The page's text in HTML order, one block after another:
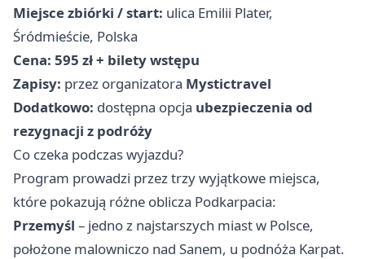
Miejsce zbiórki / start: ulica Emilii Plater,
Śródmieście, Polska
Cena: 595 zł + bilety wstępu
Zapisy: przez organizatora Mystictravel
Dodatkowo: dostępna opcja ubezpieczenia od
rezygnacji z podróży
Co czeka podczas wyjazdu?
Program prowadzi przez trzy wyjątkowe miejsca,
które pokazują różne oblicza Podkarpacia:
Przemyśl – jedno z najstarszych miast w Polsce,
położone malowniczo nad Sanem, u podnóża Karpat.